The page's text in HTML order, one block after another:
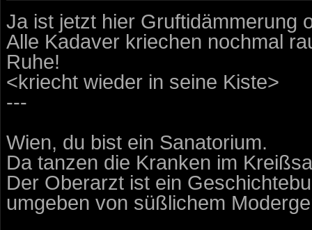
Ja ist jetzt hier Gruftidämmerung
Alle Kadaver kriechen nochmal
Ruhe!
<kriecht wieder in seine Kiste>
---
Wien, du bist ein Sanatorium.
Da tanzen die Kranken im
Der Oberarzt ist ein
umgeben von süßlichem